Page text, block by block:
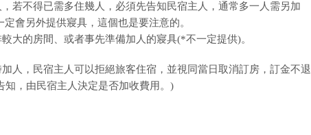
若不得已需多住幾人，必須先告知民宿主人，通常多一人需另加
會另外提供寢具，這個也是要注意的。
大的房間、或者事先準備加人的寢具(*不一定提供)。
人，民宿主人可以拒絕旅客住宿，並視同當日取消訂房，訂金不退
，由民宿主人決定是否加收費用。)